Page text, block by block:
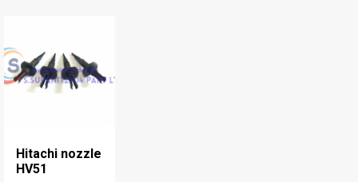
Hitachi nozzle
HV51